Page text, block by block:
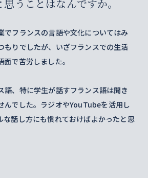
うことはなんですか。
でフランスの言語や文化についてはみ
もりでしたが、いざフランスでの生活
で苦労しました。
語、特に学生が話すフランス語は聞き
んでした。ラジオやYouTubeを活用し
な話し方にも慣れておけばよかったと思